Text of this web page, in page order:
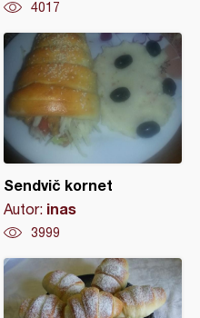
4017
Sendvič kornet
Autor: inas
3999